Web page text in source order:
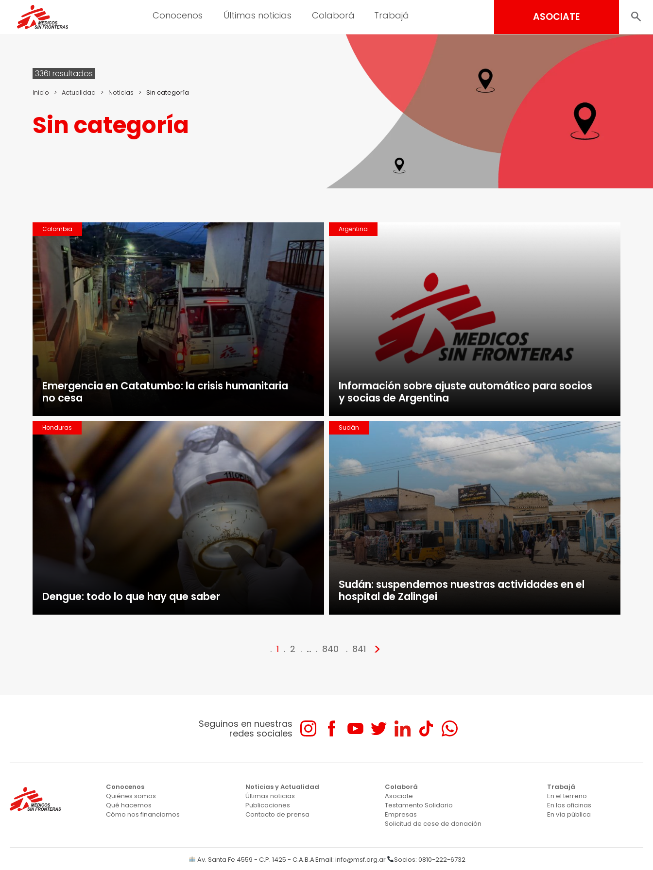
Conocenos Últimas noticias Colaborá Trabajá ASOCIATE
3361 resultados
Inicio > Actualidad > Noticias > Sin categoría
Sin categoría
Colombia
Emergencia en Catatumbo: la crisis humanitaria
no cesa
Argentina
Información sobre ajuste automático para socios
y socias de Argentina
Honduras
Dengue: todo lo que hay que saber
Sudán
Sudán: suspendemos nuestras actividades en el
hospital de Zalingei
1 2 … 840 841 >
Seguinos en nuestras
redes sociales
Conocenos
Quiénes somos
Qué hacemos
Cómo nos financiamos
Noticias y Actualidad
Últimas noticias
Publicaciones
Contacto de prensa
Colaborá
Asociate
Testamento Solidario
Empresas
Solicitud de cese de donación
Trabajá
En el terreno
En las oficinas
En vía pública
Av. Santa Fe 4559 - C.P. 1425 - C.A.B.AEmail: info@msf.org.ar Socios: 0810-222-6732